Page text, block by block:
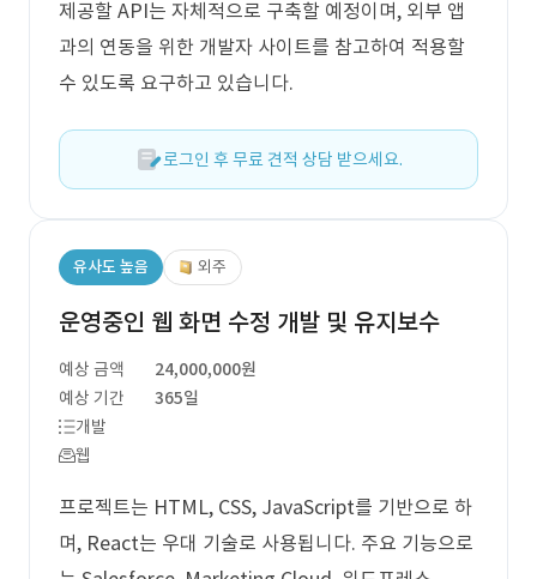
제공할 API는 자체적으로 구축할 예정이며, 외부 앱
과의 연동을 위한 개발자 사이트를 참고하여 적용할
수 있도록 요구하고 있습니다.
로그인 후 무료 견적 상담 받으세요.
유사도 높음 외주
운영중인 웹 화면 수정 개발 및 유지보수
예상 금액
24,000,000원
예상 기간
365일
개발
웹
프로젝트는 HTML, CSS, JavaScript를 기반으로 하
며, React는 우대 기술로 사용됩니다. 주요 기능으로